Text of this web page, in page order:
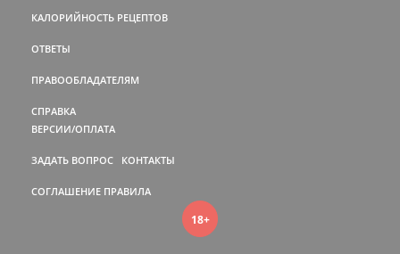
КАЛОРИЙНОСТЬ РЕЦЕПТОВ
ОТВЕТЫ
ПРАВООБЛАДАТЕЛЯМ
СПРАВКА
ВЕРСИИ/ОПЛАТА
ЗАДАТЬ ВОПРОС КОНТАКТЫ
СОГЛАШЕНИЕ ПРАВИЛА
18+